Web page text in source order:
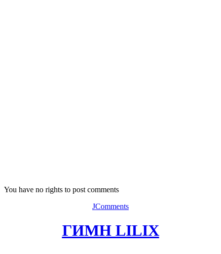
You have no rights to post comments
JComments
ГИМН LILIX